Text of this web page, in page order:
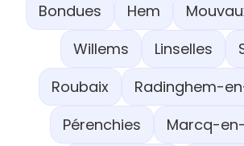
Bondues
Hem
Willems
Linselles
Roubaix
Radinghem-
Pérenchies
Marcq-